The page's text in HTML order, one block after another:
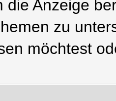
die Anzeige
zu
möchtest